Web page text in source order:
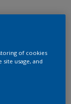
of cookies
usage, and